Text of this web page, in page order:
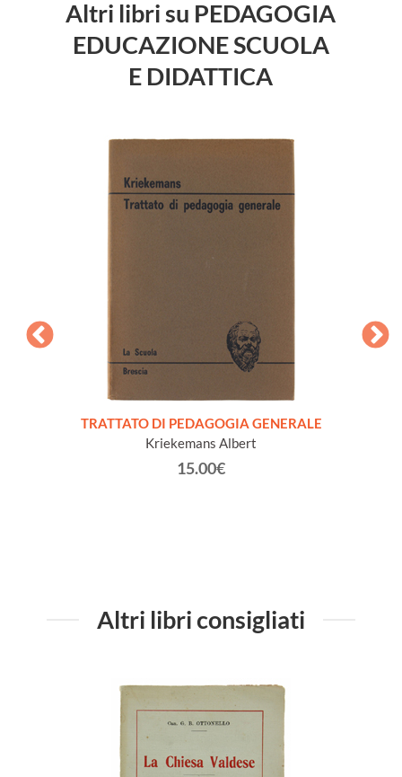
Altri libri su PEDAGOGIA
EDUCAZIONE SCUOLA
E DIDATTICA
TRATTATO DI PEDAGOGIA GENERALE
Kriekemans Albert
15.00€
Altri libri consigliati